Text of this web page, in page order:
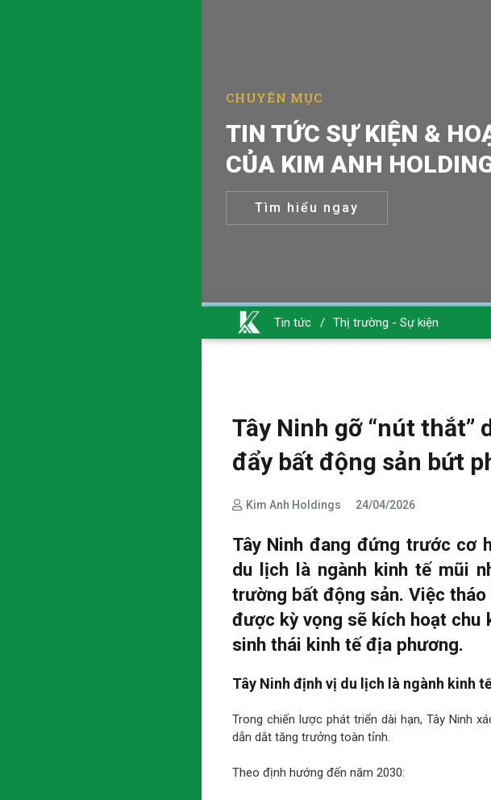
TIN TỨC SỰ KIỆN &
CỦA KIM ANH
CHUYÊN MỤC
Tìm hiểu ngay
Tin tức / Thị trường - Sự kiện
Tây Ninh gỡ “nút thắt”
đẩy bất động sản bứt
Kim Anh Holdings 24/04/2026
Tây Ninh đang đứng trước cơ
du lịch là ngành kinh tế mũi
trường bất động sản. Việc
được kỳ vọng sẽ kích hoạt chu
sinh thái kinh tế địa phương.
Tây Ninh định vị du lịch là ngành kinh
Trong chiến lược phát triển dài hạn, Tây Ninh
dẫn dắt tăng trưởng toàn tỉnh.
Theo định hướng đến năm 2030: